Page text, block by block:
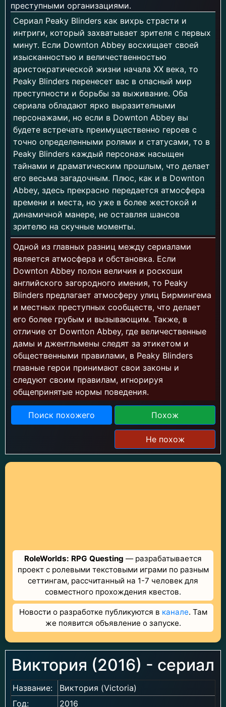
преступными организациями.
Сериал Peaky Blinders как вихрь страсти и
интриги, который захватывает зрителя с первых
минут. Если Downton Abbey восхищает своей
изысканностью и величественностью
аристократической жизни начала XX века, то
Peaky Blinders перенесет вас в опасный мир
преступности и борьбы за выживание. Оба
сериала обладают ярко выразителными
персонажами, но если в Downton Abbey вы
будете встречать преимущественно героев с
точно определенными ролями и статусами, то в
Peaky Blinders каждый персонаж насыщен
тайнами и драматическим прошлым, что делает
его весьма загадочным. Плюс, как и в Downton
Abbey, здесь прекрасно передается атмосфера
времени и места, но уже в более жестокой и
динамичной манере, не оставляя шансов
зрителю на скучные моменты.
Одной из главных разниц между сериалами
является атмосфера и обстановка. Если
Downton Abbey полон величия и роскоши
английского загородного имения, то Peaky
Blinders предлагает атмосферу улиц Бирмингема
и местных преступных сообществ, что делает
его более грубым и вызывающим. Также, в
отличие от Downton Abbey, где величественные
дамы и джентльмены следят за этикетом и
общественными правилами, в Peaky Blinders
главные герои принимают свои законы и
следуют своим правилам, игнорируя
общепринятые нормы поведения.
Поиск похожего Похож
Не похож
RoleWorlds: RPG Questing — разрабатывается
проект с ролевыми текстовыми играми по разным
сеттингам, рассчитанный на 1-7 человек для
совместного прохождения квестов.
Новости о разработке публикуются в канале. Там
же появится объявление о запуске.
Виктория (2016) - сериал
Название:
Виктория (Victoria)
Год:
2016